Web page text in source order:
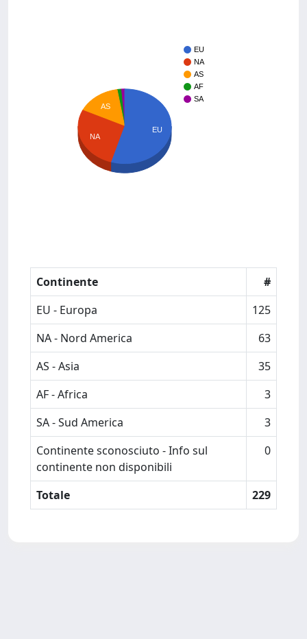
EU
NA
AS
AF
SA
AS
NA
EU
Continente
#
EU - Europa
125
NA - Nord America
63
AS - Asia
35
AF - Africa
3
SA - Sud America
3
Continente sconosciuto - Info sul
continente non disponibili
0
Totale 229